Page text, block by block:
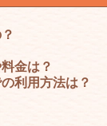
金は？
利用方法は？